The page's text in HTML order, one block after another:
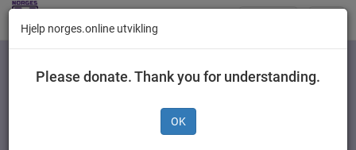
Kategorier
Hjelp norges.online utvikling
Please donate. Thank you for understanding.
OK